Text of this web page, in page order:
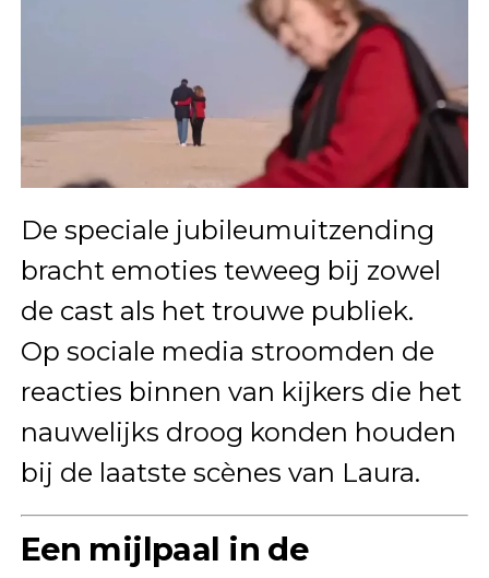
De speciale jubileumuitzending
bracht emoties teweeg bij zowel
de cast als het trouwe publiek.
Op sociale media stroomden de
reacties binnen van kijkers die het
nauwelijks droog konden houden
bij de laatste scènes van Laura.
Een mijlpaal in de